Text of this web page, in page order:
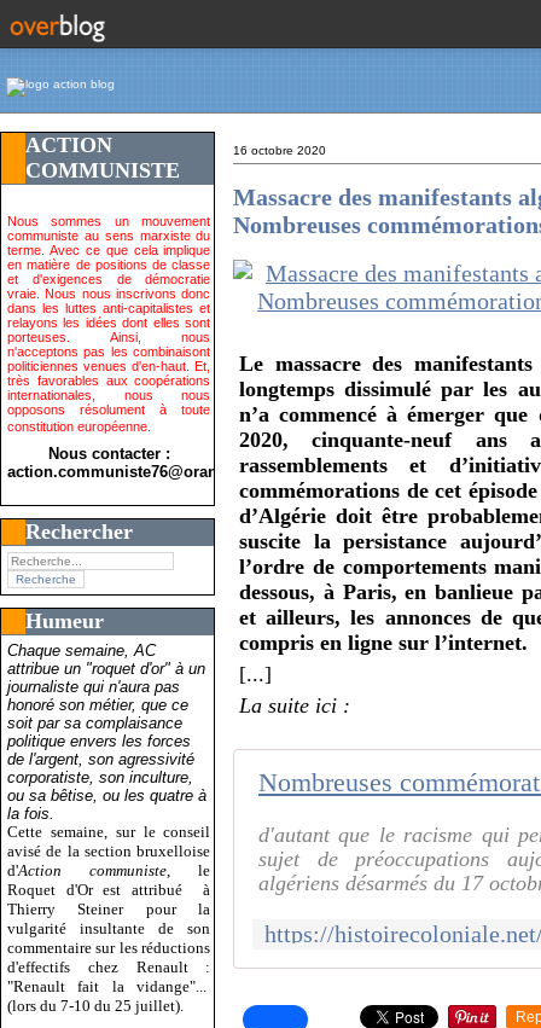
ACTION
COMMUNISTE
Nous sommes un mouvement
communiste au sens marxiste du
terme. Avec ce que cela implique
en matière de positions de classe
et d'exigences de démocratie
vraie. Nous nous inscrivons donc
dans les luttes anti-capitalistes et
relayons les idées dont elles sont
porteuses. Ainsi, nous
n'acceptons pas les combinaisont
politiciennes venues d'en-haut. Et,
très favorables aux coopérations
internationales, nous nous
opposons résolument à toute
constitution européenne.
Nous contacter :
action.communiste76@orange.fr>
Rechercher
Humeur
Chaque semaine, AC
attribue un "roquet d'or" à un
journaliste qui n'aura pas
honoré son métier, que ce
soit par sa complaisance
politique envers les forces
de l'argent, son agressivité
corporatiste, son inculture,
ou sa bêtise, ou les quatre à
la fois.
Cette semaine, sur le conseil
avisé de la section bruxelloise
d'Action communiste , le
Roquet d'Or est attribué
à
Thierry Steiner pour la
vulgarité insultante de son
commentaire sur les réductions
d'effectifs chez Renault :
"Renault fait la vidange"...
(lors du 7-10 du 25 juillet).
16 octobre 2020
Massacre des manifestants
Nombreuses
Le massacre des
longtemps dissimulé par les
n’a commencé à émerger que
2020, cinquante-neuf
rassemblements et
commémorations de cet
d’Algérie doit être
suscite la persistance
l’ordre de comportements
dessous, à Paris, en banlieue
et ailleurs, les annonces de
compris en ligne sur l’internet.
[...]
La suite ici :
d'autant que le racisme qui
sujet de préoccupations
algériens désarmés du 17